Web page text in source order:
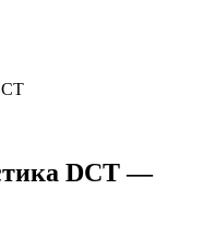
DCT —